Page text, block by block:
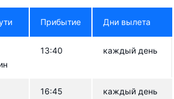
Прибытие Дни вылета
13:40 каждый день
16:45 каждый день